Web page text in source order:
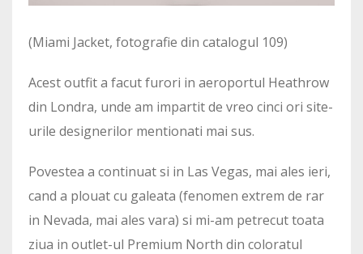
(Miami Jacket, fotografie din catalogul 109)
Acest outfit a facut furori in aeroportul Heathrow
din Londra, unde am impartit de vreo cinci ori site-
urile designerilor mentionati mai sus.
Povestea a continuat si in Las Vegas, mai ales ieri,
cand a plouat cu galeata (fenomen extrem de rar
in Nevada, mai ales vara) si mi-am petrecut toata
ziua in outlet-ul Premium North din coloratul